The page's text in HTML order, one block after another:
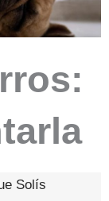
Solís